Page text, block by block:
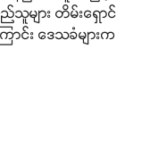
သူများ တိမ်းရှောင်
ာင်း ဒေသခံများက